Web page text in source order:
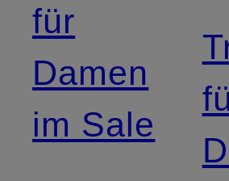
für
Damen
im Sale